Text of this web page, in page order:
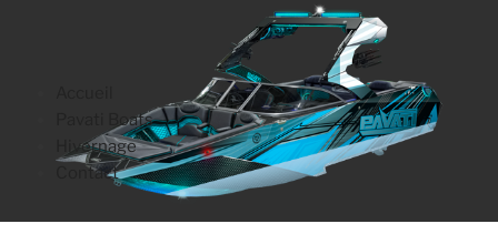
Pavati Boats
Hivernage
Contact